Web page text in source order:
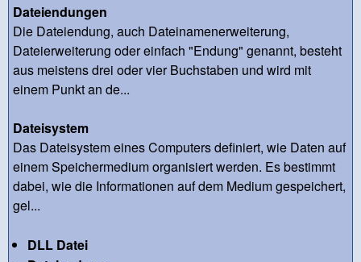
Dateiendungen
Die Dateiendung, auch Dateinamenerweiterung,
Dateierweiterung oder einfach "Endung" genannt, besteht
aus meistens drei oder vier Buchstaben und wird mit
einem Punkt an de...
Dateisystem
Das Dateisystem eines Computers definiert, wie Daten auf
einem Speichermedium organisiert werden. Es bestimmt
dabei, wie die Informationen auf dem Medium gespeichert,
gel...
DLL Datei